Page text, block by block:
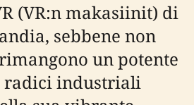
(VR:n makasiinit) di
sebbene non
un potente
radici industriali